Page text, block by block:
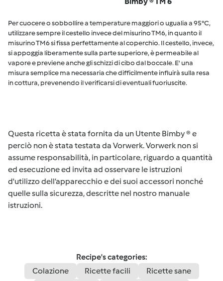
Per cuocere o sobbollire a temperature maggiori o ugualia a 95°C,
utilizzare sempre il cestello invece del misurino TM6, in quanto il
misurino TM6 si fissa perfettamente al coperchio. Il cestello, invece,
si appoggia liberamente sulla parte superiore, è permeabile al
vapore e previene anche gli schizzi di cibo dal boccale. E' una
misura semplice ma necessaria che difficilmente influirà sulla resa
in cottura, prevenendo il verificarsi di eventuali fuoriuscite.
Questa ricetta è stata fornita da un Utente Bimby ® e
perciò non è stata testata da Vorwerk. Vorwerk non si
assume responsabilità, in particolare, riguardo a quantità
ed esecuzione ed invita ad osservare le istruzioni
d'utilizzo dell’apparecchio e dei suoi accessori nonché
quelle sulla sicurezza, descritte nel nostro manuale
istruzioni.
Recipe's categories:
Colazione
Ricette facili
Ricette sane